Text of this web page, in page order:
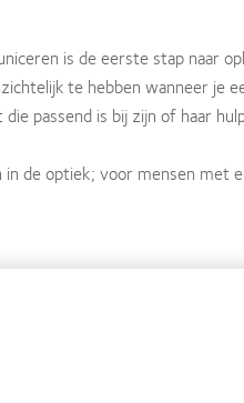
is de eerste stap naar
te hebben wanneer
passend is bij zijn of haar
de optiek; voor mensen met